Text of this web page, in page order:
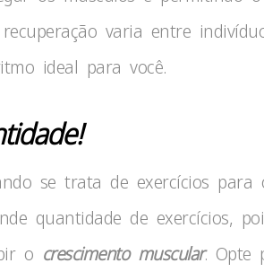
varia entre
ideal para você.
se trata de exercícios para
quantidade de exercícios,
o crescimento muscular. Opte